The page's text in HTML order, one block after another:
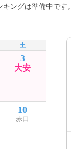
ングは準備中です。
土
3
大安
10
赤口